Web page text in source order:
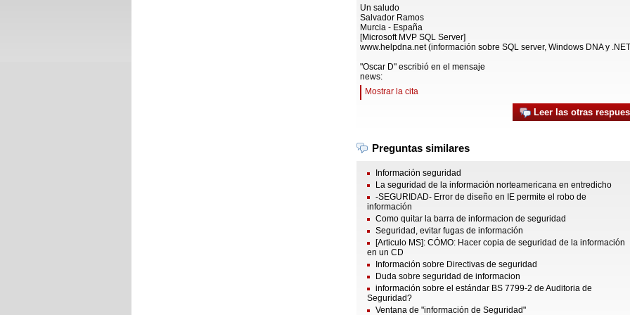
Un saludo
Salvador Ramos
Murcia - España
[Microsoft MVP SQL Server]
www.helpdna.net (información sobre SQL server, Windows DNA y
"Oscar D" escribió en el mensaje
news:
Mostrar la cita
Leer las otras
Preguntas similares
Información seguridad
La seguridad de la información norteamericana en entredicho
-SEGURIDAD- Error de diseño en IE permite el robo de
información
Como quitar la barra de informacion de seguridad
Seguridad, evitar fugas de información
[Articulo MS]: CÓMO: Hacer copia de seguridad de la información
en un CD
Información sobre Directivas de seguridad
Duda sobre seguridad de informacion
información sobre el estándar BS 7799-2 de Auditoria de
Seguridad?
Ventana de "información de Seguridad"